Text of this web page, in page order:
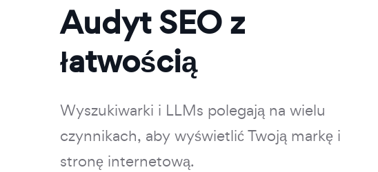
Audyt SEO z
łatwością
Wyszukiwarki i LLMs polegają na wielu
czynnikach, aby wyświetlić Twoją markę i
stronę internetową.